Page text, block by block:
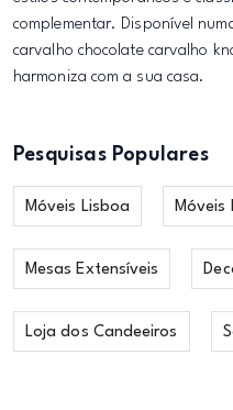
complementar. Disponível
carvalho chocolate carvalho
harmoniza com a sua casa.
Pesquisas Populares
Móveis Lisboa Móveis
Mesas Extensíveis
Loja dos Candeeiros